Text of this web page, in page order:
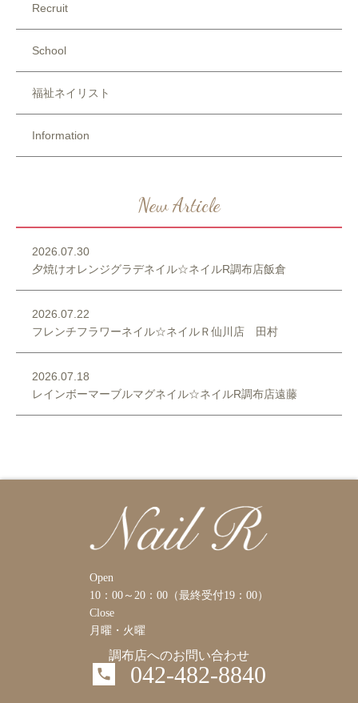
Recruit
School
福祉ネイリスト
Information
New Article
2026.07.30
夕焼けオレンジグラデネイル☆ネイルR調布店飯倉
2026.07.22
フレンチフラワーネイル☆ネイルＲ仙川店 田村
2026.07.18
レインボーマーブルマグネイル☆ネイルR調布店遠藤
Open
10：00～20：00（最終受付19：00）
Close
月曜・火曜
調布店へのお問い合わせ
042-482-8840